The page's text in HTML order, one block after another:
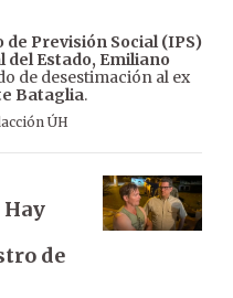
Previsión Social (IPS)
Estado, Emiliano
de desestimación al ex
Bataglia.
ÚH
Hay
de